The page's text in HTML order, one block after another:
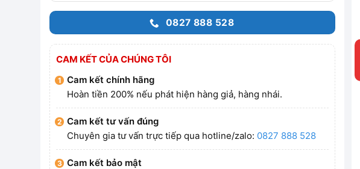
0827 888 528
CAM KẾT CỦA CHÚNG TÔI
Cam kết chính hãng
Hoàn tiền 200% nếu phát hiện hàng giả, hàng nhái.
Cam kết tư vấn đúng
Chuyên gia tư vấn trực tiếp qua hotline/zalo: 0827 888 528
Cam kết bảo mật